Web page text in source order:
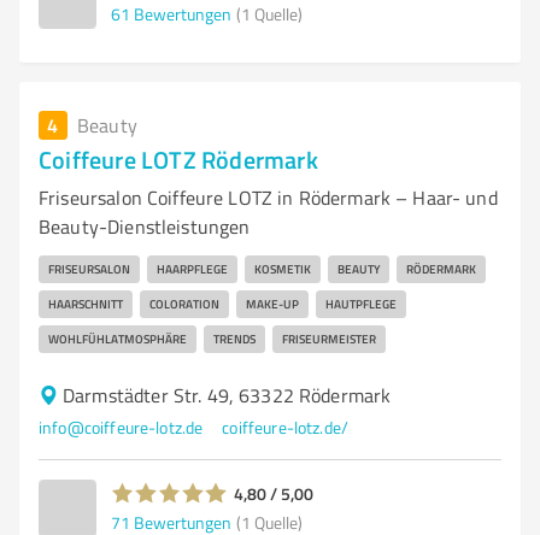
61 Bewertungen (1 Quelle)
4 Beauty
Coiffeure LOTZ Rödermark
Friseursalon Coiffeure LOTZ in Rödermark – Haar- und
Beauty-Dienstleistungen
FRISEURSALON HAARPFLEGE KOSMETIK BEAUTY RÖDERMARK
HAARSCHNITT COLORATION MAKE-UP HAUTPFLEGE
WOHLFÜHLATMOSPHÄRE TRENDS FRISEURMEISTER
Darmstädter Str. 49, 63322 Rödermark
info@coiffeure-lotz.de coiffeure-lotz.de/
4,80 / 5,00
71 Bewertungen (1 Quelle)